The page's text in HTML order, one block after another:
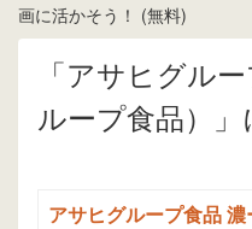
画に活かそう！ (無料)
「アサヒグル
ループ食品）
アサヒグループ食品